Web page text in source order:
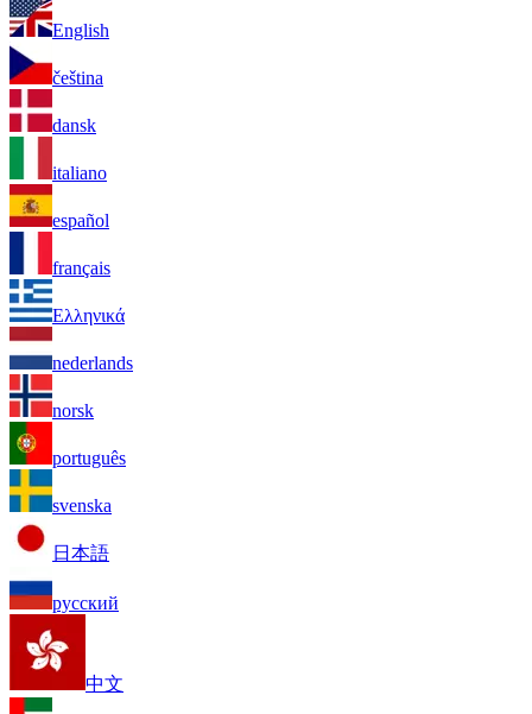
English
čeština
dansk
italiano
español
français
Ελληνικά
nederlands
norsk
português
svenska
日本語
русский
中文